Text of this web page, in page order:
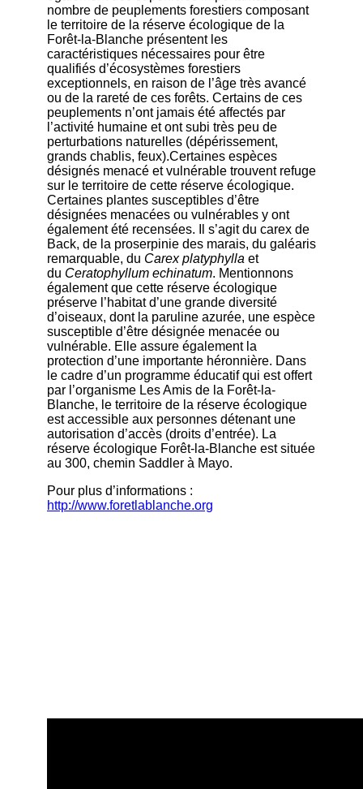
nombre de peuplements forestiers composant
le territoire de la réserve écologique de la
Forêt-la-Blanche présentent les
caractéristiques nécessaires pour être
qualifiés d’écosystèmes forestiers
exceptionnels, en raison de l’âge très avancé
ou de la rareté de ces forêts. Certains de ces
peuplements n’ont jamais été affectés par
l’activité humaine et ont subi très peu de
perturbations naturelles (dépérissement,
grands chablis, feux).Certaines espèces
désignés menacé et vulnérable trouvent refuge
sur le territoire de cette réserve écologique.
Certaines plantes susceptibles d’être
désignées menacées ou vulnérables y ont
également été recensées. Il s’agit du carex de
Back, de la proserpinie des marais, du galéaris
remarquable, du Carex platyphylla et
du Ceratophyllum echinatum. Mentionnons
également que cette réserve écologique
préserve l’habitat d’une grande diversité
d’oiseaux, dont la paruline azurée, une espèce
susceptible d’être désignée menacée ou
vulnérable. Elle assure également la
protection d’une importante héronnière. Dans
le cadre d’un programme éducatif qui est offert
par l’organisme Les Amis de la Forêt-la-
Blanche, le territoire de la réserve écologique
est accessible aux personnes détenant une
autorisation d’accès (droits d’entrée). La
réserve écologique Forêt-la-Blanche est située
au 300, chemin Saddler à Mayo.
Pour plus d’informations :
http://www.foretlablanche.org